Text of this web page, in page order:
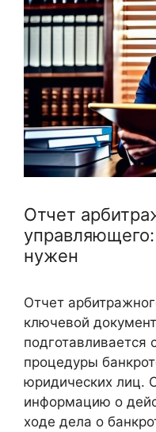
Отчет
нужен
Отчет
ключевой
подготавливается
процедуры
юридических лиц.
информацию о
ходе дела о